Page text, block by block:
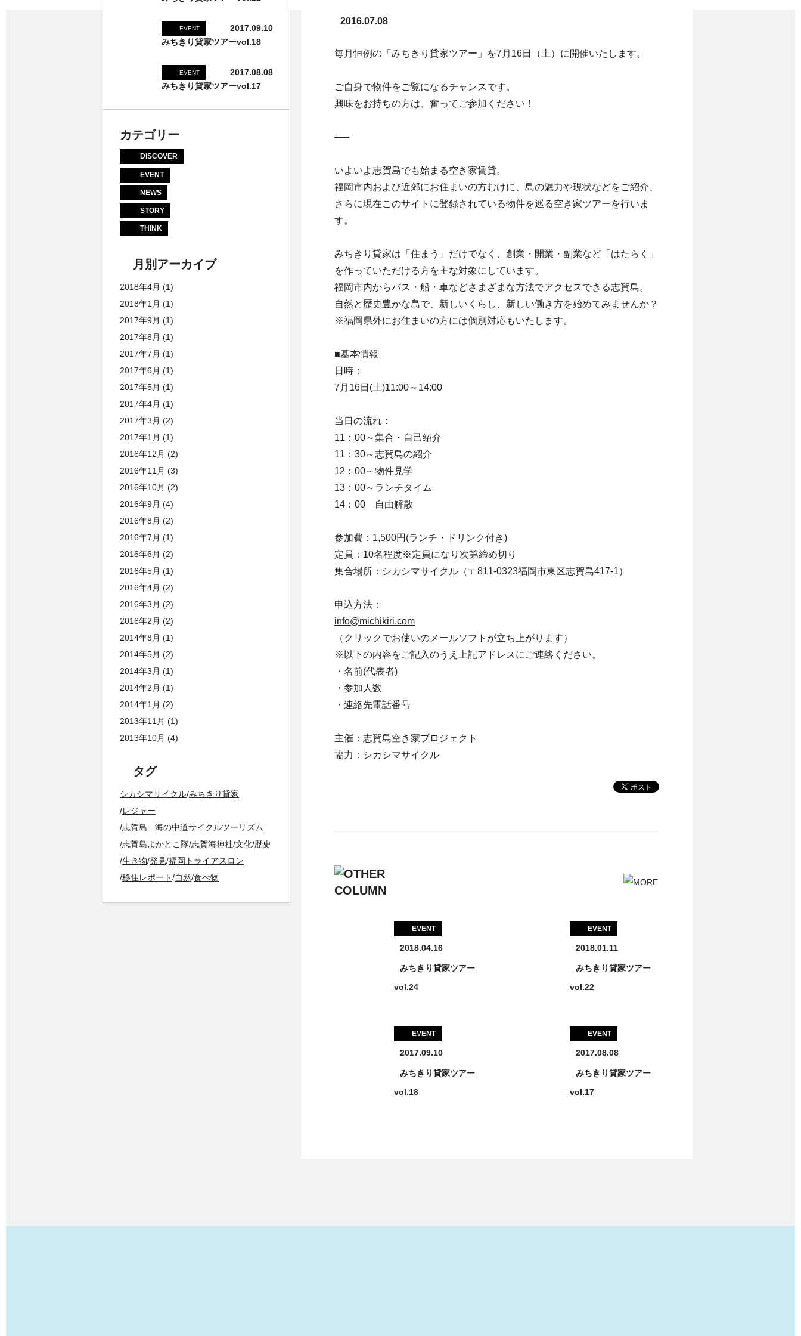
2016.07.08
毎月恒例の「みちきり貸家ツアー」を7月16日（土）に開催いたします。
ご自身で物件をご覧になるチャンスです。
興味をお持ちの方は、奮ってご参加ください！
—–
いよいよ志賀島でも始まる空き家賃貸。
福岡市内および近郊にお住まいの方むけに、島の魅力や現状などをご紹介、
さらに現在このサイトに登録されている物件を巡る空き家ツアーを行いま
す。
みちきり貸家は「住まう」だけでなく、創業・開業・副業など「はたらく」
を作っていただける方を主な対象にしています。
福岡市内からバス・船・車などさまざまな方法でアクセスできる志賀島。
自然と歴史豊かな島で、新しいくらし、新しい働き方を始めてみませんか？
※福岡県外にお住まいの方には個別対応もいたします。
■基本情報
日時：
7月16日(土)11:00～14:00
当日の流れ：
11：00～集合・自己紹介
11：30～志賀島の紹介
12：00～物件見学
13：00～ランチタイム
14：00 自由解散
参加費：1,500円(ランチ・ドリンク付き)
定員：10名程度※定員になり次第締め切り
集合場所：シカシマサイクル（〒811-0323福岡市東区志賀島417-1）
申込方法：
info@michikiri.com
（クリックでお使いのメールソフトが立ち上がります）
※以下の内容をご記入のうえ上記アドレスにご連絡ください。
・名前(代表者)
・参加人数
・連絡先電話番号
主催：志賀島空き家プロジェクト
協力：シカシマサイクル
EVENT
2018.04.16
みちきり貸家ツアー
vol.24
EVENT
2018.01.11
みちきり貸家ツアー
vol.22
EVENT
2017.09.10
みちきり貸家ツアー
vol.18
EVENT
2017.08.08
みちきり貸家ツアー
vol.17
EVENT
2017.09.10
みちきり貸家ツアーvol.18
EVENT
2017.08.08
みちきり貸家ツアーvol.17
カテゴリー
DISCOVER
EVENT
NEWS
STORY
THINK
月別アーカイブ
2018年4月 (1)
2018年1月 (1)
2017年9月 (1)
2017年8月 (1)
2017年7月 (1)
2017年6月 (1)
2017年5月 (1)
2017年4月 (1)
2017年3月 (2)
2017年1月 (1)
2016年12月 (2)
2016年11月 (3)
2016年10月 (2)
2016年9月 (4)
2016年8月 (2)
2016年7月 (1)
2016年6月 (2)
2016年5月 (1)
2016年4月 (2)
2016年3月 (2)
2016年2月 (2)
2014年8月 (1)
2014年5月 (2)
2014年3月 (1)
2014年2月 (1)
2014年1月 (2)
2013年11月 (1)
2013年10月 (4)
タグ
シカシマサイクル みちきり貸家
レジャー
志賀島 - 海の中道サイクルツーリズム
志賀島よかとこ隊 志賀海神社 文化 歴史
生き物 発見 福岡トライアスロン
移住レポート 自然 食べ物